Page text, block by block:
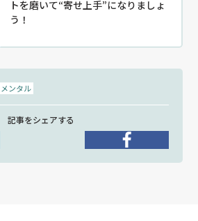
トを磨いて“寄せ上手”になりましょ
う！
メンタル
記事をシェアする